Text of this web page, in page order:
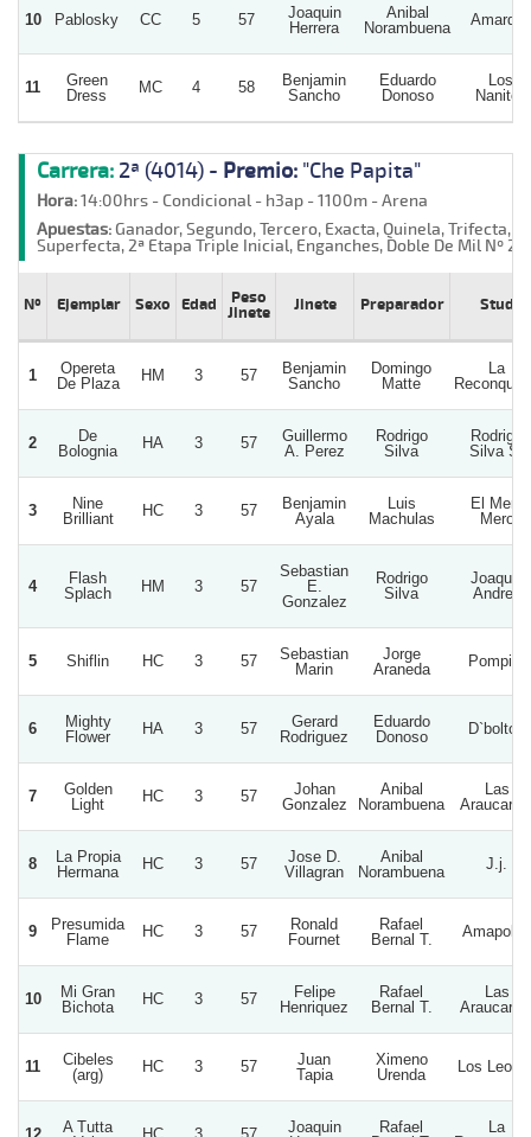
10 Pablosky CC 5 57
Joaquin
Herrera
Anibal
Norambuena
Amarduq
11
Green
Dress
MC 4 58
Benjamin
Sancho
Eduardo
Donoso
Los
Nanitos
Carrera: 2ª (4014) - Premio: "Che Papita"
Hora:14:00hrs - Condicional - h3ap - 1100m - Arena
Apuestas:Ganador, Segundo, Tercero, Exacta, Quinela, Trifecta,
Superfecta, 2ª Etapa Triple Inicial, Enganches, Doble De Mil Nº 2
Nº Ejemplar Sexo Edad
Peso
Jinete
Jinete Preparador Stud
1
Opereta
De Plaza
HM 3 57
Benjamin
Sancho
Domingo
Matte
La
2
De
Bolognia
HA 3 57
Guillermo
A. Perez
Rodrigo
Silva
Rodrigo
Silva S.
3
Nine
Brilliant
HC 3 57
Benjamin
Ayala
Luis
Machulas
El Mero
Mero
4
Flash
Splach
HM 3 57
Sebastian
E.
Gonzalez
Rodrigo
Silva
Joaquin
Andres
5 Shiflin HC 3 57
Sebastian
Marin
Jorge
Araneda
Pompita
6
Mighty
Flower
HA 3 57
Gerard
Rodriguez
Eduardo
Donoso
D`bolton
7
Golden
Light
HC 3 57
Johan
Gonzalez
Anibal
Norambuena
Las
8
La Propia
Hermana
HC 3 57
Jose D.
Villagran
Anibal
Norambuena
J.j.
9
Presumida
Flame
HC 3 57
Ronald
Fournet
Rafael
Bernal T.
Amapolas
10
Mi Gran
Bichota
HC 3 57
Felipe
Henriquez
Rafael
Bernal T.
Las
11
Cibeles
(arg)
HC 3 57
Juan
Tapia
Ximeno
Urenda
Los
A Tutta
Joaquin
Rafael
La